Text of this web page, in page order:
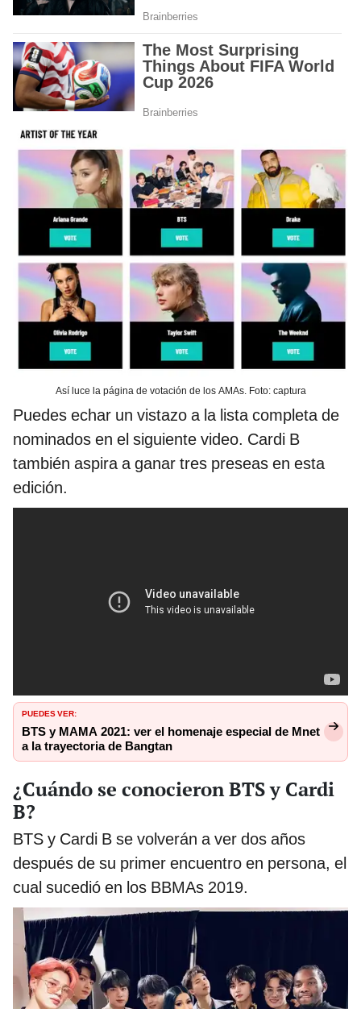
Así luce la página de votación de los AMAs. Foto: captura
Puedes echar un vistazo a la lista completa de
nominados en el siguiente video. Cardi B
también aspira a ganar tres preseas en esta
edición.
PUEDES VER:
BTS y MAMA 2021: ver el homenaje especial de Mnet
a la trayectoria de Bangtan
¿Cuándo se conocieron BTS y Cardi
B?
BTS y Cardi B se volverán a ver dos años
después de su primer encuentro en persona, el
cual sucedió en los BBMAs 2019.